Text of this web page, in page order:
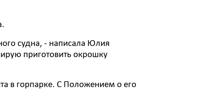
судна, - написала Юлия
приготовить окрошку
в горпарке. С Положением о его